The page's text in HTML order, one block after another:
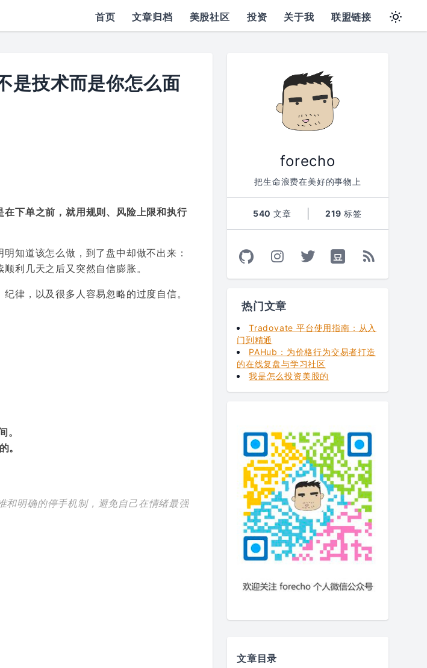
首页 文章归档 美股社区 投资 关于我 联盟链接
是技术而是你怎么面
下单之前，就用规则、风险上限和执行
知道该怎么做，到了盘中却做不出来：
利几天之后又突然自信膨胀。
律，以及很多人容易忽略的过度自信。
。
。
和明确的停手机制，避免自己在情绪最强
forecho
把生命浪费在美好的事物上
540文章 219标签
热门文章
Tradovate 平台使用指南：从入
门到精通
PAHub：为价格行为交易者打造
的在线复盘与学习社区
我是怎么投资美股的
文章目录